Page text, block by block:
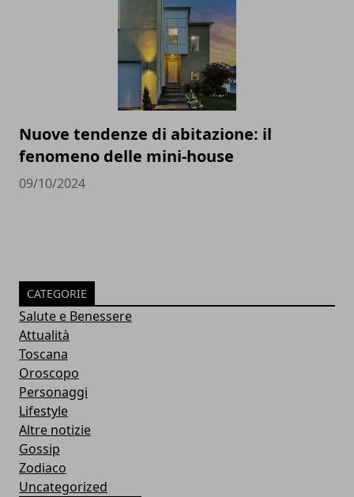
Nuove tendenze di abitazione: il
fenomeno delle mini-house
09/10/2024
CATEGORIE
Salute e Benessere
Attualità
Toscana
Oroscopo
Personaggi
Lifestyle
Altre notizie
Gossip
Zodiaco
Uncategorized